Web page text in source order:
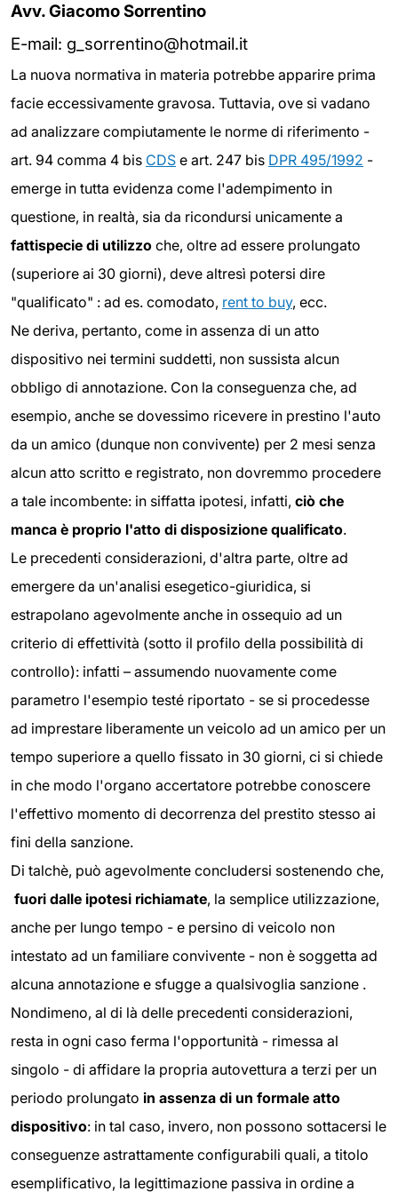
Avv. Giacomo Sorrentino
E-mail: g_sorrentino@hotmail.it
La nuova normativa in materia potrebbe apparire prima
facie eccessivamente gravosa. Tuttavia, ove si vadano
ad analizzare compiutamente le norme di riferimento -
art. 94 comma 4 bis CDS e art. 247 bis DPR 495/1992 -
emerge in tutta evidenza come l'adempimento in
questione, in realtà, sia da ricondursi unicamente a
fattispecie di utilizzo che, oltre ad essere prolungato
(superiore ai 30 giorni), deve altresì potersi dire
"qualificato" : ad es. comodato, rent to buy, ecc.
Ne deriva, pertanto, come in assenza di un atto
dispositivo nei termini suddetti, non sussista alcun
obbligo di annotazione. Con la conseguenza che, ad
esempio, anche se dovessimo ricevere in prestino l'auto
da un amico (dunque non convivente) per 2 mesi senza
alcun atto scritto e registrato, non dovremmo procedere
a tale incombente: in siffatta ipotesi, infatti, ciò che
manca è proprio l'atto di disposizione qualificato.
Le precedenti considerazioni, d'altra parte, oltre ad
emergere da un'analisi esegetico-giuridica, si
estrapolano agevolmente anche in ossequio ad un
criterio di effettività (sotto il profilo della possibilità di
controllo): infatti – assumendo nuovamente come
parametro l'esempio testé riportato - se si procedesse
ad imprestare liberamente un veicolo ad un amico per un
tempo superiore a quello fissato in 30 giorni, ci si chiede
in che modo l'organo accertatore potrebbe conoscere
l'effettivo momento di decorrenza del prestito stesso ai
fini della sanzione.
Di talchè, può agevolmente concludersi sostenendo che,
fuori dalle ipotesi richiamate, la semplice utilizzazione,
anche per lungo tempo - e persino di veicolo non
intestato ad un familiare convivente - non è soggetta ad
alcuna annotazione e sfugge a qualsivoglia sanzione .
Nondimeno, al di là delle precedenti considerazioni,
resta in ogni caso ferma l'opportunità - rimessa al
singolo - di affidare la propria autovettura a terzi per un
periodo prolungato in assenza di un formale atto
dispositivo: in tal caso, invero, non possono sottacersi le
conseguenze astrattamente configurabili quali, a titolo
esemplificativo, la legittimazione passiva in ordine a